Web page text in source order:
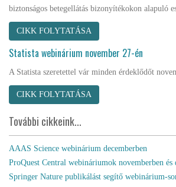
biztonságos betegellátás bizonyítékokon alapuló
CIKK FOLYTATÁSA
Statista webinárium november 27-én
A Statista szeretettel vár minden érdeklődőt
CIKK FOLYTATÁSA
További cikkeink...
AAAS Science webinárium decemberben
ProQuest Central webináriumok novemberben és
Springer Nature publikálást segítő webinárium-